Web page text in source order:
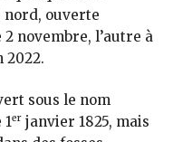
nord, ouverte
novembre, l’autre à
2022.
sous le nom
1er janvier 1825, mais